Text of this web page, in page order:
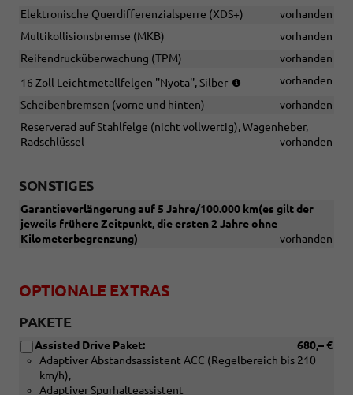
Elektronische Querdifferenzialsperre (XDS+)
vorhanden
Multikollisionsbremse (MKB)
vorhanden
Reifendrucküberwachung (TPM)
vorhanden
16 Zoll Leichtmetallfelgen ''Nyota'', Silber
(Bereifungvorhanden
Scheibenbremsen (vorne und hinten)
vorhanden
Reserverad auf Stahlfelge (nicht vollwertig), Wagenheber,
Radschlüssel
vorhanden
SONSTIGES
Garantieverlängerung auf 5 Jahre/100.000 km(es gilt der
jeweils frühere Zeitpunkt, die ersten 2 Jahre ohne
Kilometerbegrenzung)
vorhanden
OPTIONALE EXTRAS
PAKETE
680,– €
Assisted Drive Paket:
Adaptiver Abstandsassistent ACC (Regelbereich bis 210
km/h),
Adaptiver Spurhalteassistent